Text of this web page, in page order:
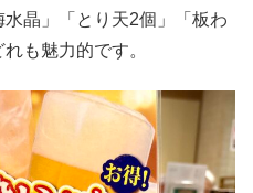
晶」「とり天2個」「板わ
も魅力的です。